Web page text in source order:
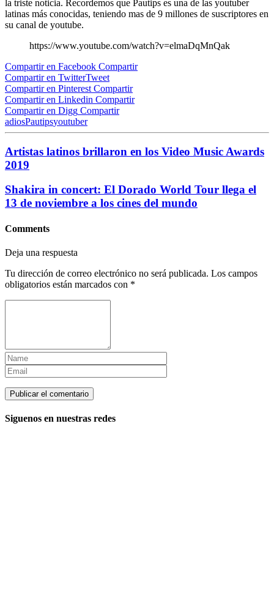
la triste noticia. Recordemos que Pautips es una de las youtuber
latinas más conocidas, teniendo mas de 9 millones de suscriptores en
su canal de youtube.
https://www.youtube.com/watch?v=elmaDqMnQak
Compartir en Facebook Compartir
Compartir en TwitterTweet
Compartir en Pinterest Compartir
Compartir en Linkedin Compartir
Compartir en Digg Compartir
adiosPautipsyoutuber
Artistas latinos brillaron en los Video Music Awards
2019
Shakira in concert: El Dorado World Tour llega el
13 de noviembre a los cines del mundo
Comments
Deja una respuesta
Tu dirección de correo electrónico no será publicada. Los campos
obligatorios están marcados con *
Siguenos en nuestras redes